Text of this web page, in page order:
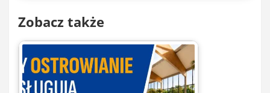
Zobacz także